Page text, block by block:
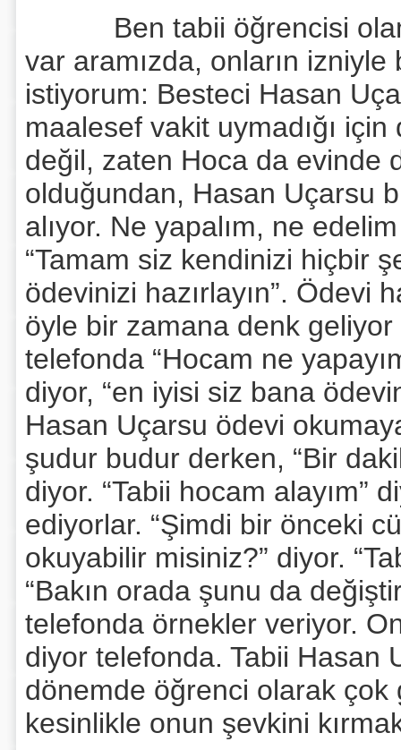
Ben tabii öğrencisi
var aramızda, onların
istiyorum: Besteci Hasan
maalesef vakit uymadığı
değil, zaten Hoca da evinde
olduğundan, Hasan Uçarsu
alıyor. Ne yapalım, ne
“Tamam siz kendinizi hiçbir
ödevinizi hazırlayın”. Ödevi
öyle bir zamana denk
telefonda “Hocam ne
diyor, “en iyisi siz bana
Hasan Uçarsu ödevi
şudur budur derken, “Bir
diyor. “Tabii hocam alayım”
ediyorlar. “Şimdi bir önceki
okuyabilir misiniz?” diyor.
“Bakın orada şunu da
telefonda örnekler veriyor.
diyor telefonda. Tabii Hasan
dönemde öğrenci olarak
kesinlikle onun şevkini